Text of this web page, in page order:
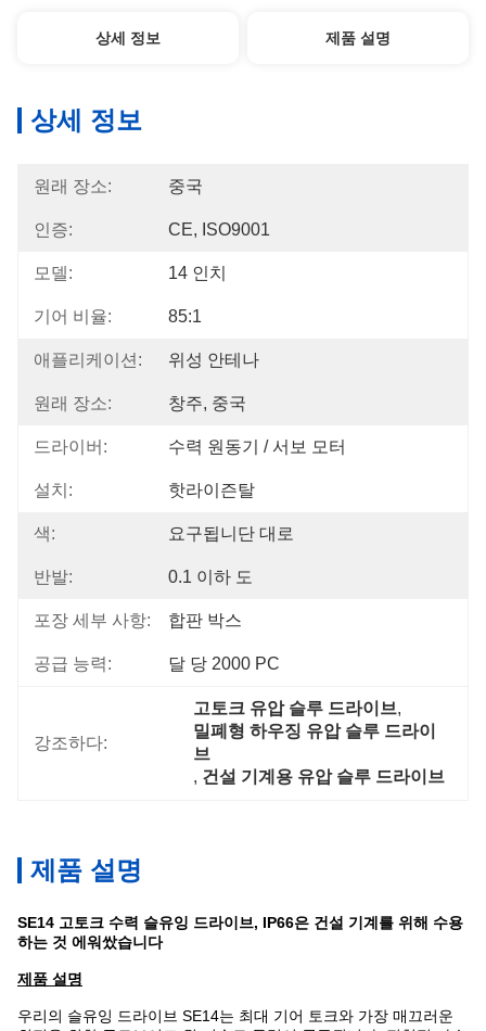
상세 정보 제품 설명
상세 정보
원래 장소: 중국
인증: CE, ISO9001
모델: 14 인치
기어 비율: 85:1
애플리케이션: 위성 안테나
원래 장소: 창주, 중국
드라이버: 수력 원동기 / 서보 모터
설치: 핫라이즌탈
색: 요구됩니단 대로
반발: 0.1 이하 도
포장 세부 사항: 합판 박스
공급 능력: 달 당 2000 PC
강조하다:
고토크 유압 슬루 드라이브,
밀폐형 하우징 유압 슬루 드라이
브
, 건설 기계용 유압 슬루 드라이브
제품 설명
SE14 고토크 수력 슬유잉 드라이브, IP66은 건설 기계를 위해 수용
하는 것 에워쌌습니다
제품 설명
우리의 슬유잉 드라이브 SE14는 최대 기어 토크와 가장 매끄러운